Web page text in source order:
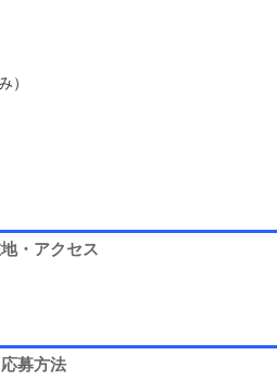
）
・アクセス
応募方法